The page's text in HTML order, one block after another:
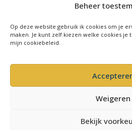
Beheer
Op deze website gebruik ik cookies om je
maken. Je kunt zelf kiezen welke cookies je
mijn cookiebeleid.
Weigeren
Bekijk
Privacy & Voorwaarden
General Terms & Conditions